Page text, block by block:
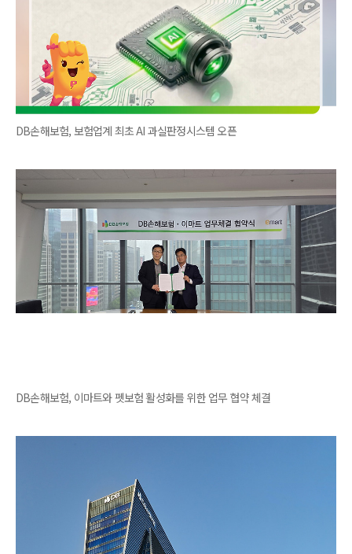
DB손해보험, 보험업계 최초 AI 과실판정시스템 오픈
DB손해보험, 이마트와 펫보험 활성화를 위한 업무 협약 체결